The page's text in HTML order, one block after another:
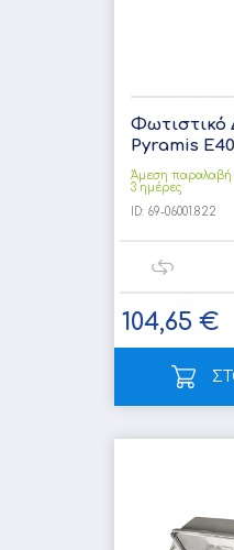
Φωτιστικό
Pyramis
Άμεση
3 ημέρες
ID: 69-06001.822
104,65 €